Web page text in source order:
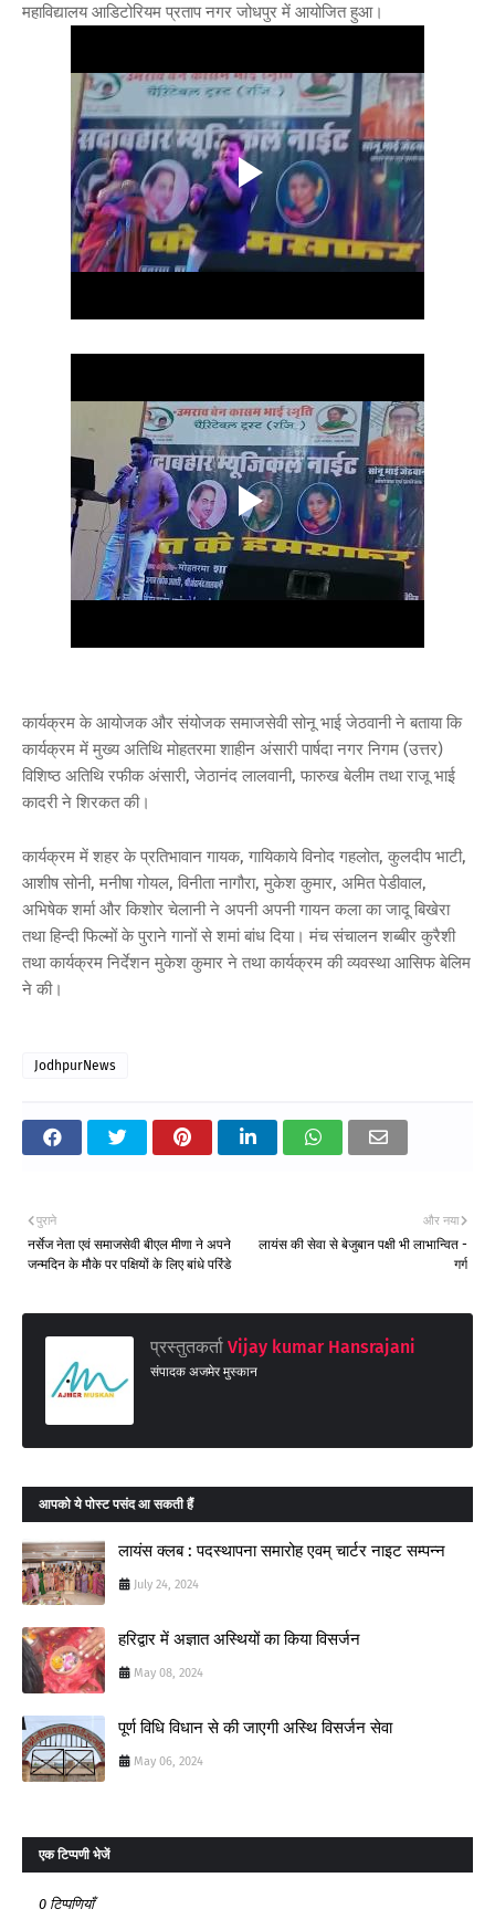
महाविद्यालय आडिटोरियम प्रताप नगर जोधपुर में आयोजित हुआ।
कार्यक्रम के आयोजक और संयोजक समाजसेवी सोनू भाई जेठवानी ने बताया कि
कार्यक्रम में मुख्य अतिथि मोहतरमा शाहीन अंसारी पार्षदा नगर निगम (उत्तर)
विशिष्ठ अतिथि रफीक अंसारी, जेठानंद लालवानी, फारुख बेलीम तथा राजू भाई
कादरी ने शिरकत की।
कार्यक्रम में शहर के प्रतिभावान गायक, गायिकाये विनोद गहलोत, कुलदीप भाटी,
आशीष सोनी, मनीषा गोयल, विनीता नागौरा, मुकेश कुमार, अमित पेडीवाल,
अभिषेक शर्मा और किशोर चेलानी ने अपनी अपनी गायन कला का जादू बिखेरा
तथा हिन्दी फिल्मों के पुराने गानों से शमां बांध दिया। मंच संचालन शब्बीर कुरैशी
तथा कार्यक्रम निर्देशन मुकेश कुमार ने तथा कार्यक्रम की व्यवस्था आसिफ बेलिम
ने की।
JodhpurNews
और नया
लायंस की सेवा से बेजुबान पक्षी भी लाभान्वित -
गर्ग
पुराने
नर्सेज नेता एवं समाजसेवी बीएल मीणा ने अपने
जन्मदिन के मौके पर पक्षियों के लिए बांधे परिंडे
प्रस्तुतकर्ता Vijay kumar Hansrajani
संपादक अजमेर मुस्कान
आपको ये पोस्ट पसंद आ सकती हैं
लायंस क्लब : पदस्थापना समारोह एवम् चार्टर नाइट सम्पन्न
July 24, 2024
हरिद्वार में अज्ञात अस्थियों का किया विसर्जन
May 08, 2024
पूर्ण विधि विधान से की जाएगी अस्थि विसर्जन सेवा
May 06, 2024
एक टिप्पणी भेजें
0 टिप्पणियाँ